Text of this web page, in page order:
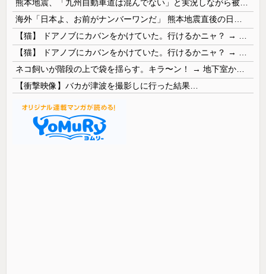
【衝撃映像】バカが津波を撮影しに行った結果…